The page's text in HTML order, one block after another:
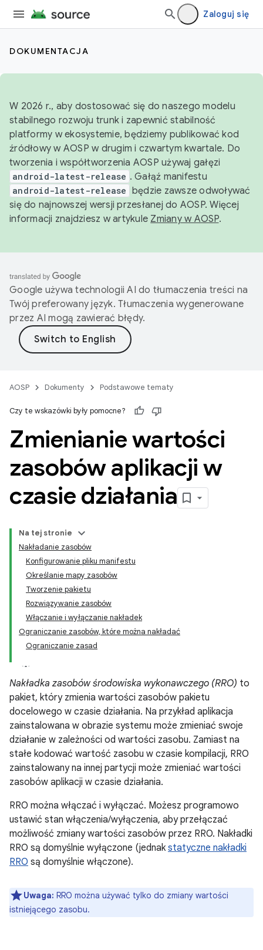
Zaloguj się
DOKUMENTACJA
W 2026 r., aby dostosować się do naszego modelu
stabilnego rozwoju trunk i zapewnić stabilność
platformy w ekosystemie, będziemy publikować kod
źródłowy w AOSP w drugim i czwartym kwartale. Do
tworzenia i współtworzenia AOSP używaj gałęzi
android-latest-release . Gałąź manifestu
android-latest-release będzie zawsze odwoływać
się do najnowszej wersji przesłanej do AOSP. Więcej
informacji znajdziesz w artykule Zmiany w AOSP.
Google używa technologii AI do tłumaczenia treści na
Twój preferowany język. Tłumaczenia wygenerowane
przez AI mogą zawierać błędy.
AOSP Dokumenty Podstawowe tematy
Czy te wskazówki były pomocne?
Zmienianie wartości
zasobów aplikacji w
czasie działania
Na tej stronie
Nakładanie zasobów
Konfigurowanie pliku manifestu
Określanie mapy zasobów
Tworzenie pakietu
Rozwiązywanie zasobów
Włączanie i wyłączanie nakładek
Ograniczanie zasobów, które można nakładać
Ograniczanie zasad
Nakładka zasobów środowiska wykonawczego (RRO) to
pakiet, który zmienia wartości zasobów pakietu
docelowego w czasie działania. Na przykład aplikacja
zainstalowana w obrazie systemu może zmieniać swoje
działanie w zależności od wartości zasobu. Zamiast na
stałe kodować wartość zasobu w czasie kompilacji, RRO
zainstalowany na innej partycji może zmieniać wartości
zasobów aplikacji w czasie działania.
RRO można włączać i wyłączać. Możesz programowo
ustawić stan włączenia/wyłączenia, aby przełączać
możliwość zmiany wartości zasobów przez RRO. Nakładki
RRO są domyślnie wyłączone (jednak statyczne nakładki
RRO są domyślnie włączone).
Uwaga: RRO można używać tylko do zmiany wartości
istniejącego zasobu.